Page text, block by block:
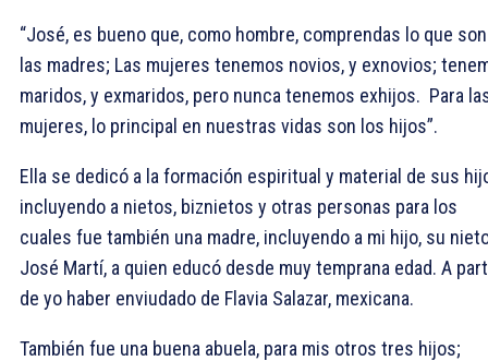
“José, es bueno que, como hombre, comprendas lo que son
las madres; Las mujeres tenemos novios, y exnovios;
maridos, y exmaridos, pero nunca tenemos exhijos. Para
mujeres, lo principal en nuestras vidas son los hijos”.
Ella se dedicó a la formación espiritual y material de sus
incluyendo a nietos, biznietos y otras personas para los
cuales fue también una madre, incluyendo a mi hijo, su
José Martí, a quien educó desde muy temprana edad. A
de yo haber enviudado de Flavia Salazar, mexicana.
También fue una buena abuela, para mis otros tres hijos;